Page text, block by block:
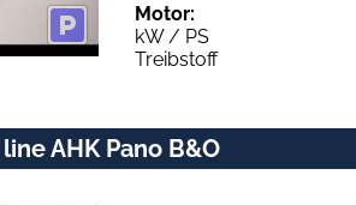
Motor:
kW / PS
Treibstoff
AHK Pano B&O